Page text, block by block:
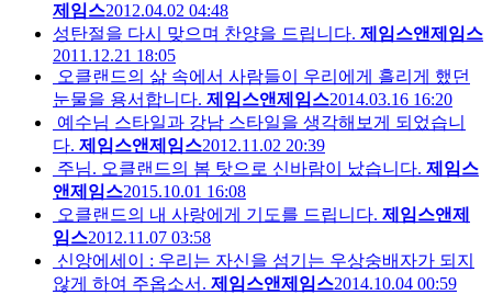
제임스2012.04.02 04:48
성탄절을 다시 맞으며 찬양을 드립니다. 제임스앤제임스
2011.12.21 18:05
오클랜드의 삶 속에서 사람들이 우리에게 흘리게 했던
눈물을 용서합니다. 제임스앤제임스2014.03.16 16:20
예수님 스타일과 강남 스타일을 생각해보게 되었습니
다. 제임스앤제임스2012.11.02 20:39
주님. 오클랜드의 봄 탓으로 신바람이 났습니다. 제임스
앤제임스2015.10.01 16:08
오클랜드의 내 사랑에게 기도를 드립니다. 제임스앤제
임스2012.11.07 03:58
신앙에세이 : 우리는 자신을 섬기는 우상숭배자가 되지
않게 하여 주옵소서. 제임스앤제임스2014.10.04 00:59